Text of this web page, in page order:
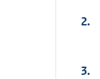
2.
3.